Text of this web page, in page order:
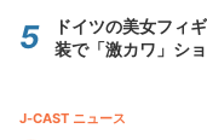
ドイツの美女フィ
装で「激カワ」シ
J-CAST ニュース